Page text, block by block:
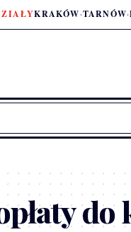
KRAKÓW·TARNÓW·